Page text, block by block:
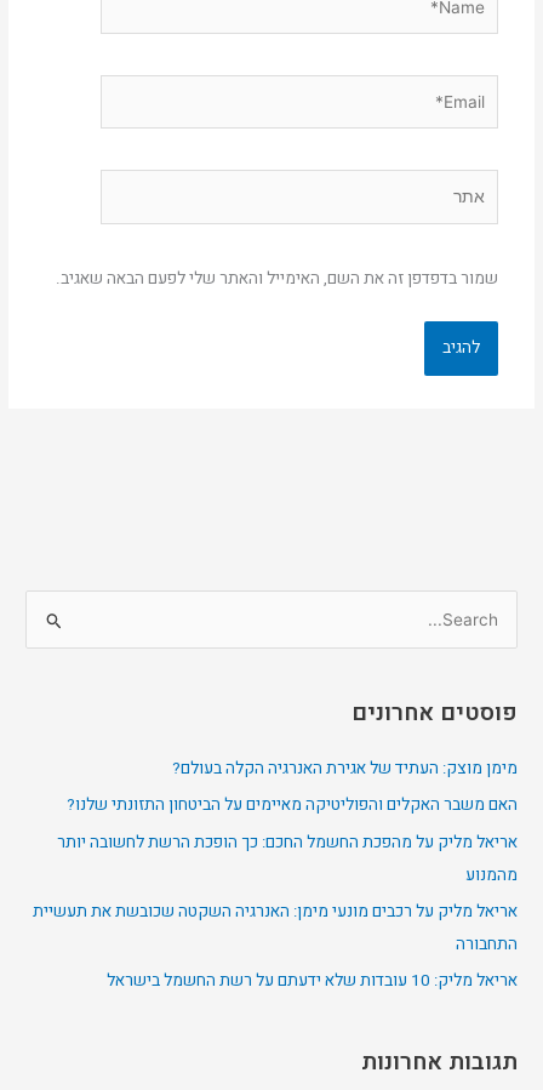
שמור בדפדפן זה את השם, האימייל והאתר שלי לפעם הבאה שאגיב.
e
r
o
r
:
פוסטים אחרונים
מימן מוצק: העתיד של אגירת האנרגיה הקלה בעולם?
האם משבר האקלים והפוליטיקה מאיימים על הביטחון התזונתי שלנו?
אריאל מליק על מהפכת החשמל החכם: כך הופכת הרשת לחשובה יותר
מהמנוע
אריאל מליק על רכבים מונעי מימן: האנרגיה השקטה שכובשת את תעשיית
התחבורה
אריאל מליק: 10 עובדות שלא ידעתם על רשת החשמל בישראל
תגובות אחרונות